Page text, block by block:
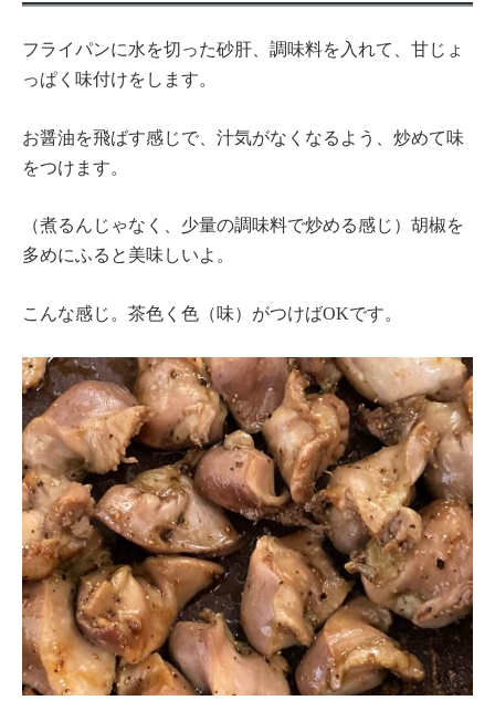
フライパンに水を切った砂肝、調味料を入れて、甘じょ
っぱく味付けをします。
お醤油を飛ばす感じで、汁気がなくなるよう、炒めて味
をつけます。
（煮るんじゃなく、少量の調味料で炒める感じ）胡椒を
多めにふると美味しいよ。
こんな感じ。茶色く色（味）がつけばOKです。